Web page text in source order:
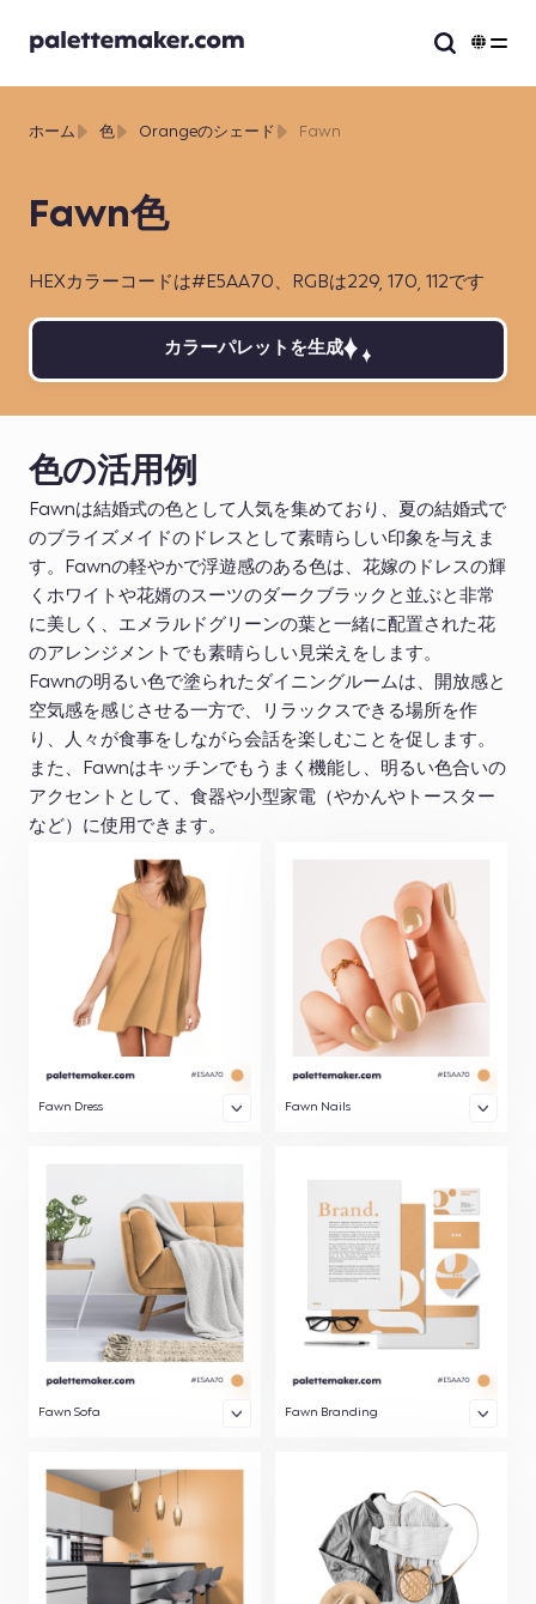
Fawn色
HEXカラーコードは#E5AA70、RGBは229, 170, 112です
ホーム 色 Orangeのシェード Fawn
カラーパレットを生成
色の活用例
Fawnは結婚式の色として人気を集めており、夏の結婚式で
のブライズメイドのドレスとして素晴らしい印象を与えま
す。Fawnの軽やかで浮遊感のある色は、花嫁のドレスの輝
くホワイトや花婿のスーツのダークブラックと並ぶと非常
に美しく、エメラルドグリーンの葉と一緒に配置された花
のアレンジメントでも素晴らしい見栄えをします。
Fawnの明るい色で塗られたダイニングルームは、開放感と
空気感を感じさせる一方で、リラックスできる場所を作
り、人々が食事をしながら会話を楽しむことを促します。
また、Fawnはキッチンでもうまく機能し、明るい色合いの
アクセントとして、食器や小型家電（やかんやトースター
など）に使用できます。
Fawn Dress Fawn Nails
Fawn Sofa Fawn Branding